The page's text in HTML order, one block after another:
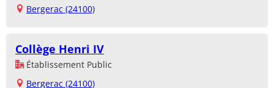
Bergerac (24100)
Collège Henri IV
Établissement Public
Bergerac (24100)